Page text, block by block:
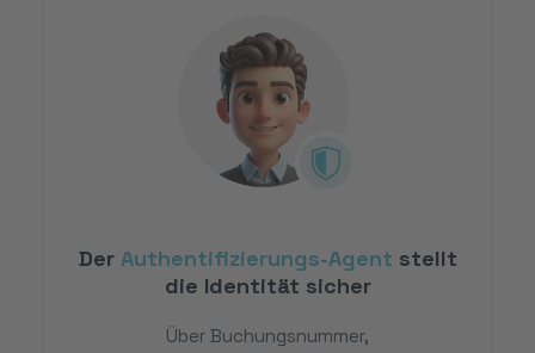
Der Authentifizierungs-Agent stellt
die Identität sicher
Über Buchungsnummer,